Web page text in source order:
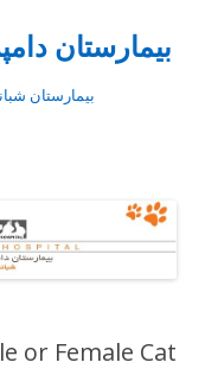
بیمارستان
بیمارستان
or Female Cat